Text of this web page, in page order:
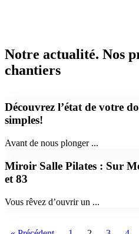
Notre actualité. Nos
chantiers
Découvrez l’état de votre
simples!
Avant de nous plonger ...
Miroir Salle Pilates : Sur
et 83
Vous rêvez d’ouvrir un ...